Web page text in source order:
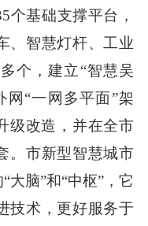
个基础支撑平台，
、智慧灯杆、工业
个，建立“智慧吴
网“一网多平面”架
级改造，并在全市
。市新型智慧城市
大脑”和“中枢”，它
技术，更好服务于